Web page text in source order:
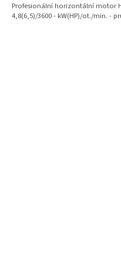
Profesionální horizontální motor
4,8(6,5)/3600 - kW(HP)/ot./min. -